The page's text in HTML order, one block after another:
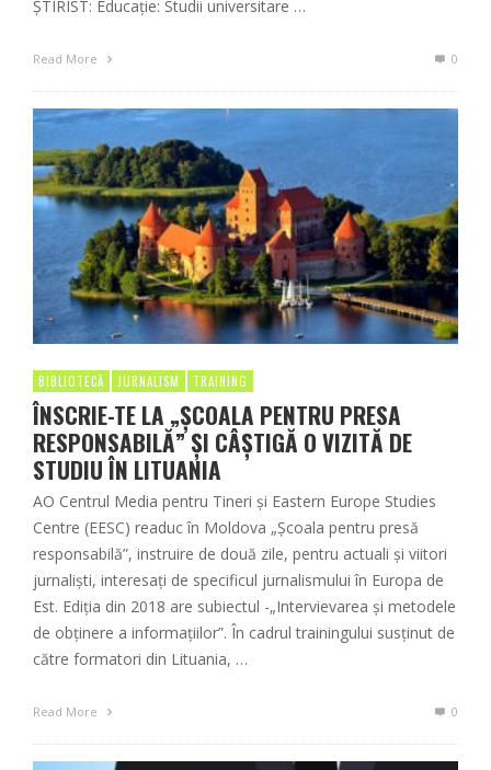
ȘTIRIST: Educație: Studii universitare …
Read More 0
BIBLIOTECĂ JURNALISM TRAINING
ÎNSCRIE-TE LA „ȘCOALA PENTRU PRESA
RESPONSABILĂ” ȘI CÂȘTIGĂ O VIZITĂ DE
STUDIU ÎN LITUANIA
AO Centrul Media pentru Tineri și Eastern Europe Studies
Centre (EESC) readuc în Moldova „Școala pentru presă
responsabilă”, instruire de două zile, pentru actuali și viitori
jurnaliști, interesați de specificul jurnalismului în Europa de
Est. Ediția din 2018 are subiectul -„Intervievarea și metodele
de obținere a informațiilor”. În cadrul trainingului susținut de
către formatori din Lituania, …
Read More 0